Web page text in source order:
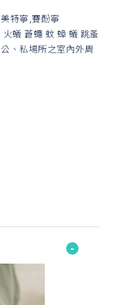
美特寧,賽酚寧
火蟻 蒼蠅 蚊 蟑 蟻 跳蚤
公、私場所之室內外周